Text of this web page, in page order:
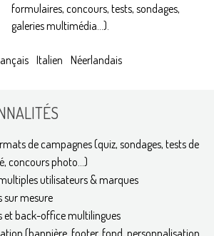
formulaires, concours, tests, sondages,
galeries multimédia...).
Italien Néerlandais
de campagnes (quiz, sondages, tests de
concours photo...)
utilisateurs & marques
sur mesure
et back-office multilingues
(bannière, footer, fond, personnalisation